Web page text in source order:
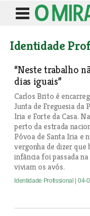
Identidade
“Neste trabalho
dias iguais”
Carlos Brito é
Junta de Freguesia da
Iria e Forte da Casa.
perto da estrada
Póvoa de Santa Iria e
vergonha de dizer que
infância foi passada
viviam os avós.
Identidade Profissional | 04-